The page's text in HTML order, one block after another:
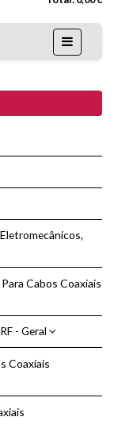
Cabos Coaxiais
- Geral
e Standard - Geral
Coaxiais
5/5.4/7.3/10.3mm